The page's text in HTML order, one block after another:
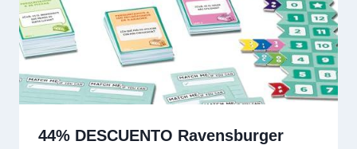
44% DESCUENTO Ravensburger